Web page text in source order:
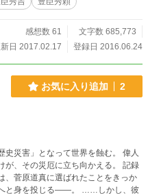
感想数 61
文字数 685,773
日 2017.02.17
登録日 2016.06.24
お気に入り追加 2
史災害」となって世界を蝕む。 偉人
が、その災厄に立ち向かえる。 記録
、菅原道真に選ばれたことをきっか
投じる――。 ……しかし、彼